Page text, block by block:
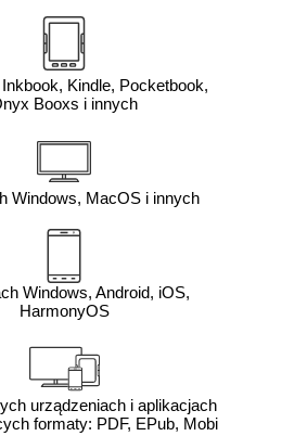
Kindle, Pocketbook,
Booxs i innych
Windows, MacOS i innych
Windows, Android, iOS,
HarmonyOS
urządzeniach i aplikacjach
formaty: PDF, EPub, Mobi